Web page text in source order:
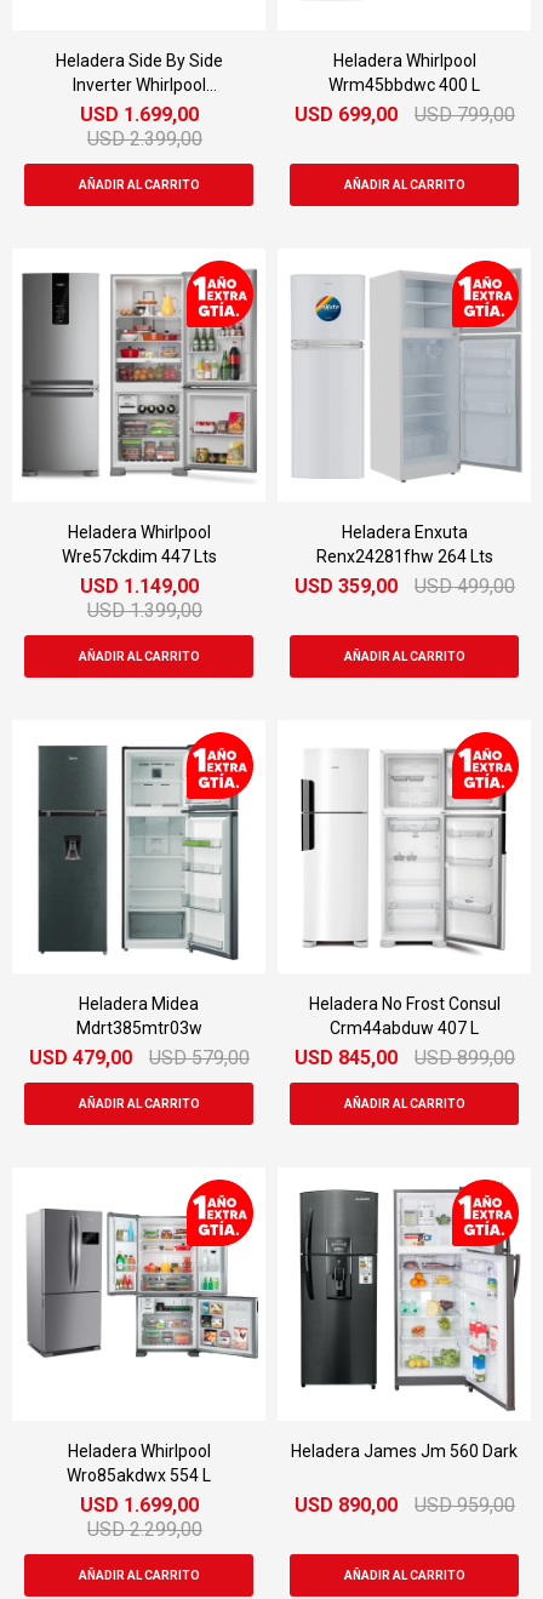
Heladera Side By Side
Inverter Whirlpool
Wrs955fdwx 560 Lts
USD 1.699,00
USD 2.399,00
Heladera Whirlpool
Wrm45bbdwc 400 L
USD 699,00 USD 799,00
Heladera Whirlpool
Wre57ckdim 447 Lts
USD 1.149,00
USD 1.399,00
Heladera Enxuta
Renx24281fhw 264 Lts
USD 359,00 USD 499,00
Heladera Midea
Mdrt385mtr03w
USD 479,00 USD 579,00
Heladera No Frost Consul
Crm44abduw 407 L
USD 845,00 USD 899,00
Heladera Whirlpool
Wro85akdwx 554 L
USD 1.699,00
USD 2.299,00
Heladera James Jm 560 Dark
USD 890,00 USD 959,00